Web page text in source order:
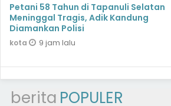
Petani 58 Tahun di Tapanuli Selatan
Meninggal Tragis, Adik Kandung
Diamankan Polisi
kota 9 jam lalu
berita POPULER